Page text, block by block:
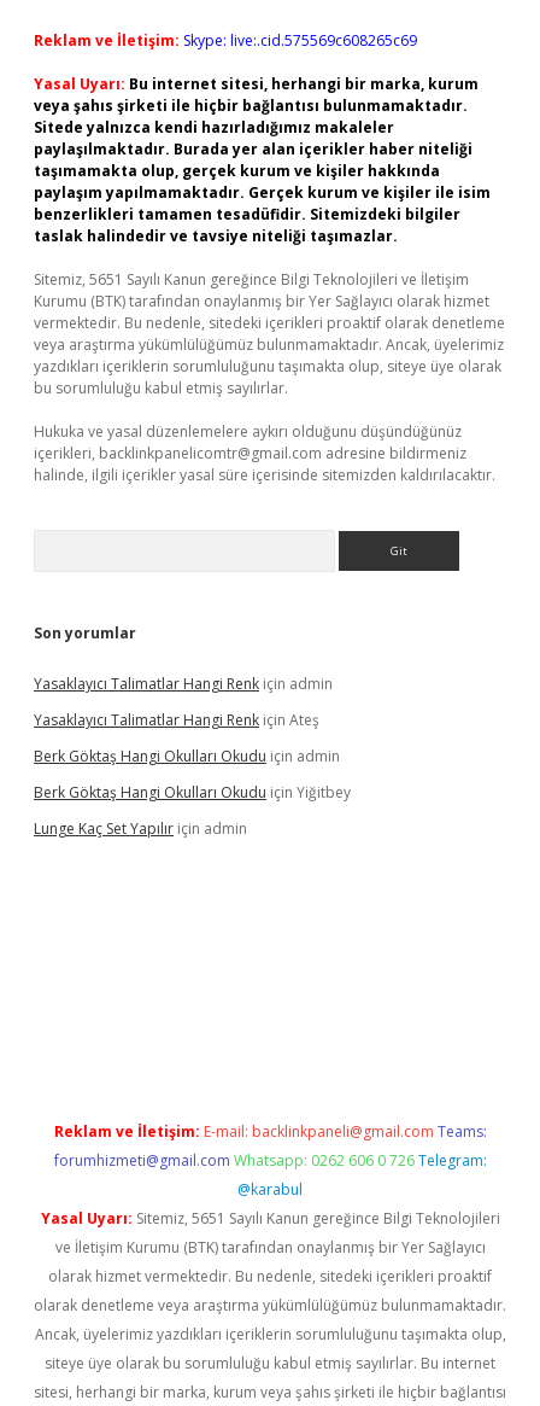
Reklam ve İletişim: Skype: live:.cid.575569c608265c69
Yasal Uyarı: Bu internet sitesi, herhangi bir marka, kurum
veya şahıs şirketi ile hiçbir bağlantısı bulunmamaktadır.
Sitede yalnızca kendi hazırladığımız makaleler
paylaşılmaktadır. Burada yer alan içerikler haber niteliği
taşımamakta olup, gerçek kurum ve kişiler hakkında
paylaşım yapılmamaktadır. Gerçek kurum ve kişiler ile isim
benzerlikleri tamamen tesadüfidir. Sitemizdeki bilgiler
taslak halindedir ve tavsiye niteliği taşımazlar.
Sitemiz, 5651 Sayılı Kanun gereğince Bilgi Teknolojileri ve İletişim
Kurumu (BTK) tarafından onaylanmış bir Yer Sağlayıcı olarak hizmet
vermektedir. Bu nedenle, sitedeki içerikleri proaktif olarak denetleme
veya araştırma yükümlülüğümüz bulunmamaktadır. Ancak, üyelerimiz
yazdıkları içeriklerin sorumluluğunu taşımakta olup, siteye üye olarak
bu sorumluluğu kabul etmiş sayılırlar.
Hukuka ve yasal düzenlemelere aykırı olduğunu düşündüğünüz
içerikleri, backlinkpanelicomtr@gmail.com adresine bildirmeniz
halinde, ilgili içerikler yasal süre içerisinde sitemizden kaldırılacaktır.
Son yorumlar
Yasaklayıcı Talimatlar Hangi Renk için admin
Yasaklayıcı Talimatlar Hangi Renk için Ateş
Berk Göktaş Hangi Okulları Okudu için admin
Berk Göktaş Hangi Okulları Okudu için Yiğitbey
Lunge Kaç Set Yapılır için admin
Reklam ve İletişim: E-mail: backlinkpaneli@gmail.com Teams:
forumhizmeti@gmail.com Whatsapp: 0262 606 0 726 Telegram:
@karabul
Yasal Uyarı: Sitemiz, 5651 Sayılı Kanun gereğince Bilgi Teknolojileri
ve İletişim Kurumu (BTK) tarafından onaylanmış bir Yer Sağlayıcı
olarak hizmet vermektedir. Bu nedenle, sitedeki içerikleri proaktif
olarak denetleme veya araştırma yükümlülüğümüz bulunmamaktadır.
Ancak, üyelerimiz yazdıkları içeriklerin sorumluluğunu taşımakta olup,
siteye üye olarak bu sorumluluğu kabul etmiş sayılırlar. Bu internet
sitesi, herhangi bir marka, kurum veya şahıs şirketi ile hiçbir bağlantısı